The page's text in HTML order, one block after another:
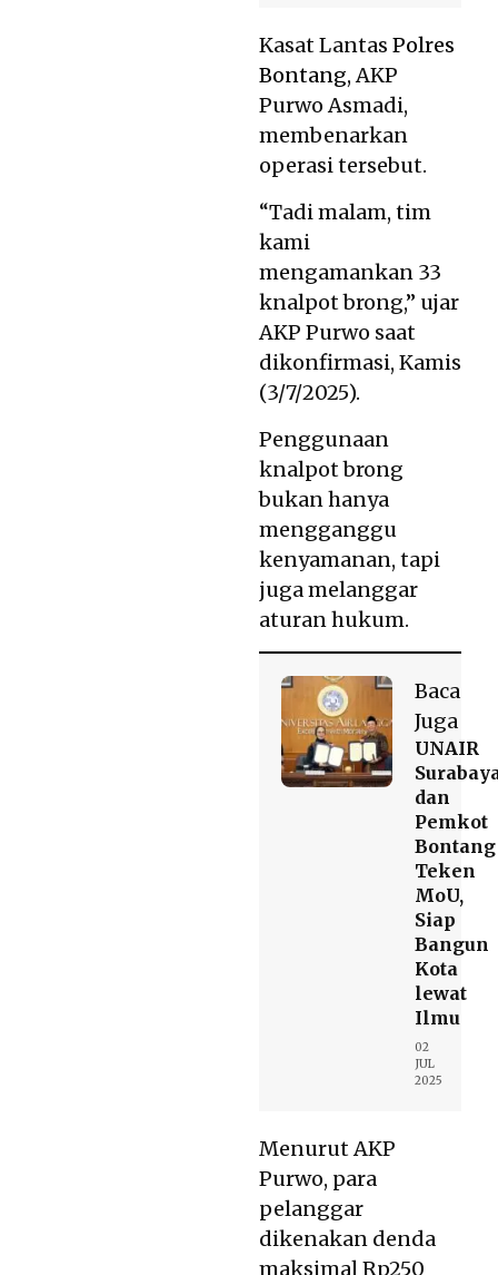
Kasat Lantas Polres
Bontang, AKP
Purwo Asmadi,
membenarkan
operasi tersebut.
“Tadi malam, tim
kami
mengamankan 33
knalpot brong,” ujar
AKP Purwo saat
dikonfirmasi, Kamis
(3/7/2025).
Penggunaan
knalpot brong
bukan hanya
mengganggu
kenyamanan, tapi
juga melanggar
aturan hukum.
Baca
Juga
UNAIR
dan
Pemkot
Bontang
Teken
MoU,
Siap
Bangun
Kota
lewat
Ilmu
02
JUL
2025
Menurut AKP
Purwo, para
pelanggar
dikenakan denda
maksimal Rp250